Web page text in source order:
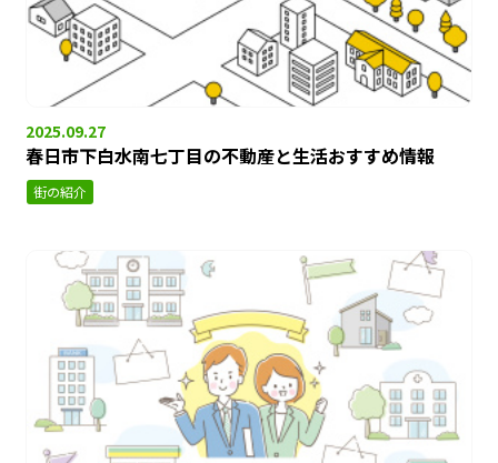
2025.09.27
春日市下白水南七丁目の不動産と生活おすすめ情報
街の紹介